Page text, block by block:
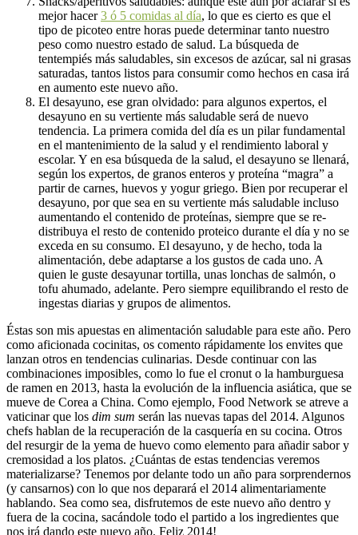
mejor hacer3 ó 5 comidas al día, lo que es cierto es que el
tipo de picoteo entre horas puede determinar tanto nuestro
peso como nuestro estado de salud. La búsqueda de
tentempiés más saludables, sin excesos de azúcar, sal ni grasas
saturadas, tantos listos para consumir como hechos en casa irá
en aumento este nuevo año.
El desayuno, ese gran olvidado: para algunos expertos, el
desayuno en su vertiente más saludable será de nuevo
tendencia. La primera comida del día es un pilar fundamental
en el mantenimiento de la salud y el rendimiento laboral y
escolar. Y en esa búsqueda de la salud, el desayuno se llenará,
según los expertos, de granos enteros y proteína “magra” a
partir de carnes, huevos y yogur griego. Bien por recuperar el
desayuno, por que sea en su vertiente más saludable incluso
aumentando el contenido de proteínas, siempre que se re-
distribuya el resto de contenido proteico durante el día y no se
exceda en su consumo. El desayuno, y de hecho, toda la
alimentación, debe adaptarse a los gustos de cada uno. A
quien le guste desayunar tortilla, unas lonchas de salmón, o
tofu ahumado, adelante. Pero siempre equilibrando el resto de
ingestas diarias y grupos de alimentos.
Éstas son mis apuestas en alimentación saludable para este año. Pero
como aficionada cocinitas, os comento rápidamente los envites que
lanzan otros en tendencias culinarias. Desde continuar con las
combinaciones imposibles, como lo fue el cronut o la hamburguesa
de ramen en 2013, hasta la evolución de la influencia asiática, que se
mueve de Corea a China. Como ejemplo, Food Network se atreve a
vaticinar que los dim sum serán las nuevas tapas del 2014. Algunos
chefs hablan de la recuperación de la casquería en su cocina. Otros
del resurgir de la yema de huevo como elemento para añadir sabor y
cremosidad a los platos. ¿Cuántas de estas tendencias veremos
materializarse? Tenemos por delante todo un año para sorprendernos
(y cansarnos) con lo que nos deparará el 2014 alimentariamente
hablando. Sea como sea, disfrutemos de este nuevo año dentro y
fuera de la cocina, sacándole todo el partido a los ingredientes que
nos irá dando este nuevo año. Feliz 2014!